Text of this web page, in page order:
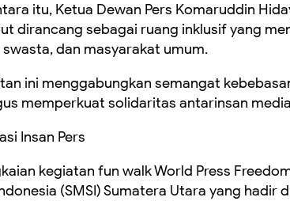
itu, Ketua Dewan Pers Komaruddin
dirancang sebagai ruang inklusif yang
dan masyarakat umum.
ini menggabungkan semangat
memperkuat solidaritas antarinsan
Insan Pers
kegiatan fun walk World Press
(SMSI) Sumatera Utara yang hadir